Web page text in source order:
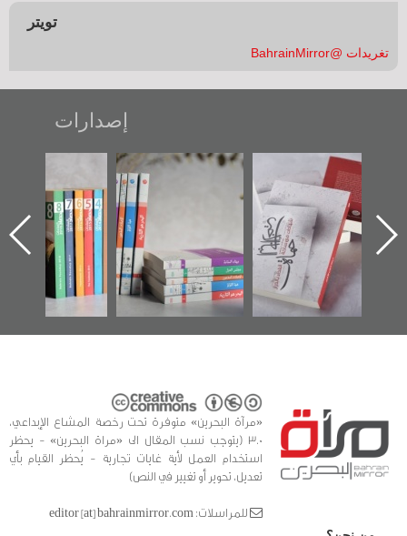
تويتر
تغريدات @BahrainMirror
إصدارات
تصنيف موضوعي
للوثائق البريطانية
يقدمه «مركز أوال»
في سلسلة من 5
كتب
"مرآة البحرين"
جديدة لمعتقل
عسكري تصدر عن
«مرآة البحرين»
«مرآة البحرين» متوفرة تحت رخصة المشاع الإبداعي،
3.0 (يتوجب نسب المقال الى «مراة البحرين» - يحظر
استخدام العمل لأية غايات تجارية - يُحظر القيام بأي
تعديل، تحوير أو تغيير في النص)
للمراسلات: editor [at] bahrainmirror.com